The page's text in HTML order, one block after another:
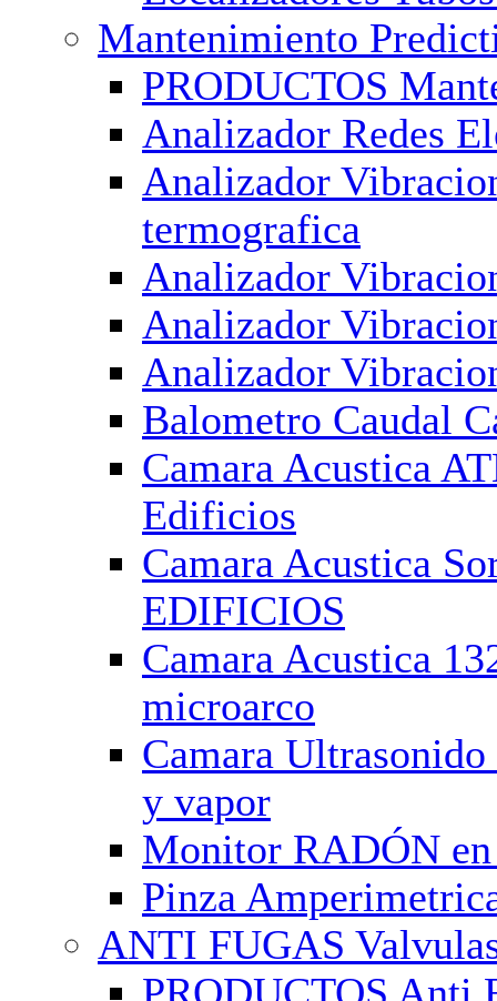
Mantenimiento
PRODUCTOS
Analizador Redes
Analizador
termografica
Analizador
Analizador
Analizador
Balometro Caudal
Camara Acustica
Edificios
Camara Acustica
EDIFICIOS
Camara Acustica
microarco
Camara
y vapor
Monitor RADÓN
Pinza
ANTI FUGAS